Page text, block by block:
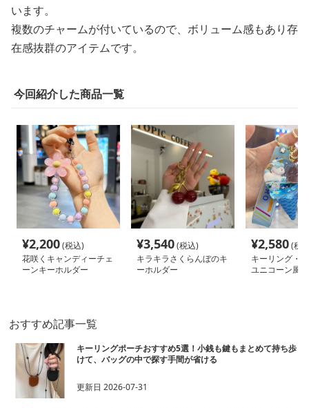
います。
複数のチャームが付いているので、ボリューム感もあり存
在感抜群のアイテムです。
今回紹介した商品一覧
¥2,200(税込)
花咲くキャンディーチェ
ーンキーホルダー
¥3,540(税込)
キラキラさくらんぼのキ
ーホルダー
¥2,580(税
キーリング・
ユニコーン風
おすすめ記事一覧
キーリングポーチおすすめ5選！小銭も鍵もまとめて持ち歩
けて、バッグの中で探す手間が省ける
更新日2026-07-31